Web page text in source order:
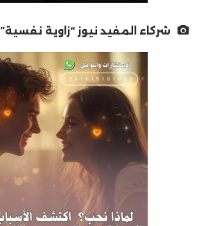
شركاء المفيد نيوز “زاوية نفسية”